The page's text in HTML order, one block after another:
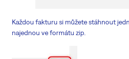
Každou fakturu si můžete stáhnout
najednou ve formátu zip.